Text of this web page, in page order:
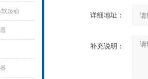
软起动
详细地址：
补充说明：